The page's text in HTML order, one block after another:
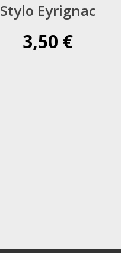
Stylo Eyrignac
3,50 €